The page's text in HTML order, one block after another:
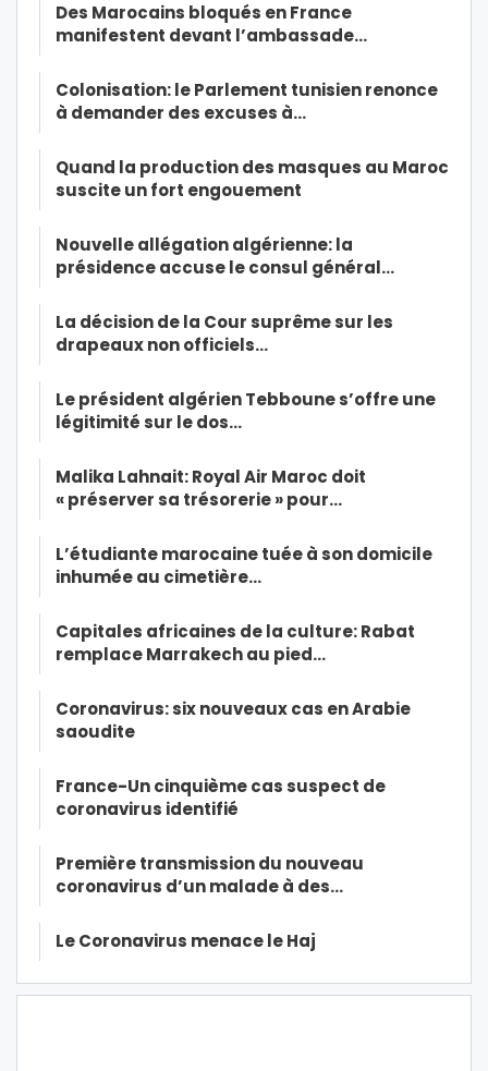
Des Marocains bloqués en France
manifestent devant l’ambassade…
Colonisation: le Parlement tunisien renonce
à demander des excuses à…
Quand la production des masques au Maroc
suscite un fort engouement
Nouvelle allégation algérienne: la
présidence accuse le consul général…
La décision de la Cour suprême sur les
drapeaux non officiels…
Le président algérien Tebboune s’offre une
légitimité sur le dos…
Malika Lahnait: Royal Air Maroc doit
« préserver sa trésorerie » pour…
L’étudiante marocaine tuée à son domicile
inhumée au cimetière…
Capitales africaines de la culture: Rabat
remplace Marrakech au pied…
Coronavirus: six nouveaux cas en Arabie
saoudite
France-Un cinquième cas suspect de
coronavirus identifié
Première transmission du nouveau
coronavirus d’un malade à des…
Le Coronavirus menace le Haj